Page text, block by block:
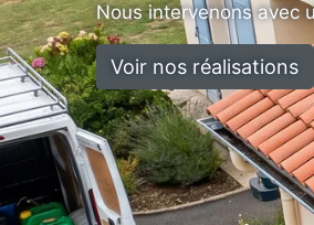
Nous intervenons avec
Voir nos réalisations